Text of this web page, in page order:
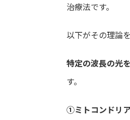
治療法です。
以下がその理論
特定の波長の光
す。
①ミトコンドリ